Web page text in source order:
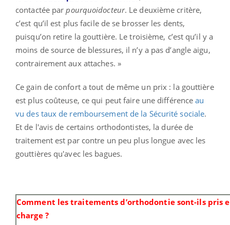
contactée parpourquoidocteur. Le deuxième critère,
c’est qu’il est plus facile de se brosser les dents,
puisqu’on retire la gouttière. Le troisième, c’est qu’il y a
moins de source de blessures, il n’y a pas d’angle aigu,
contrairement aux attaches. »
Ce gain de confort a tout de même un prix : la gouttière
est plus coûteuse, ce qui peut faire une différenceau
vu des taux de remboursement de la Sécurité sociale.
Et de l'avis de certains orthodontistes, la durée de
traitement est par contre un peu plus longue avec les
gouttières qu'avec les bagues.
Comment les traitements d’orthodontie sont-ils pris
charge ?